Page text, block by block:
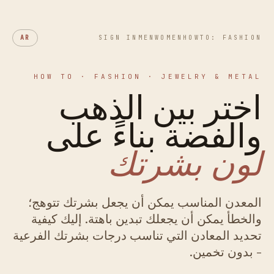
HOWTO: FASHION
WOMEN
MEN
SIGN IN
AR
HOW TO · FASHION · JEWELRY & METAL
اختر بين الذهب
والفضة بناءً على
لون بشرتك
المعدن المناسب يمكن أن يجعل بشرتك تتوهج؛
والخطأ يمكن أن يجعلك تبدين باهتة. إليك كيفية
تحديد المعادن التي تناسب درجات بشرتك الفرعية
- بدون تخمين.